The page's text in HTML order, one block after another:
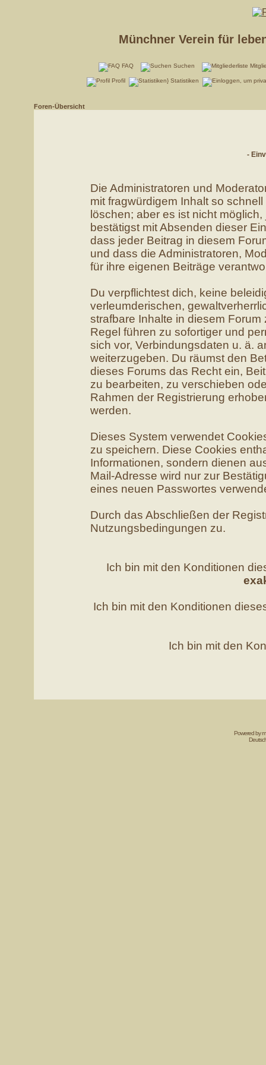
Münchner Verein für
FAQ Suchen
Profil Statistiken
Foren-Übersicht
-
Die Administratoren und
mit fragwürdigem Inhalt so
löschen; aber es ist nicht
bestätigst mit Absenden dieser
dass jeder Beitrag in diesem
und dass die Administratoren,
für ihre eigenen Beiträge
Du verpflichtest dich, keine
verleumderischen,
strafbare Inhalte in diesem
Regel führen zu sofortiger und
sich vor, Verbindungsdaten u. ä.
weiterzugeben. Du räumst den
dieses Forums das Recht ein,
zu bearbeiten, zu verschieben
Rahmen der Registrierung
werden.
Dieses System verwendet
zu speichern. Diese Cookies
Informationen, sondern dienen
Mail-Adresse wird nur zur
eines neuen Passwortes
Durch das Abschließen der
Nutzungsbedingungen zu.
Ich bin mit den Konditionen
Ich bin mit den Konditionen
Ich bin mit den
Powered by